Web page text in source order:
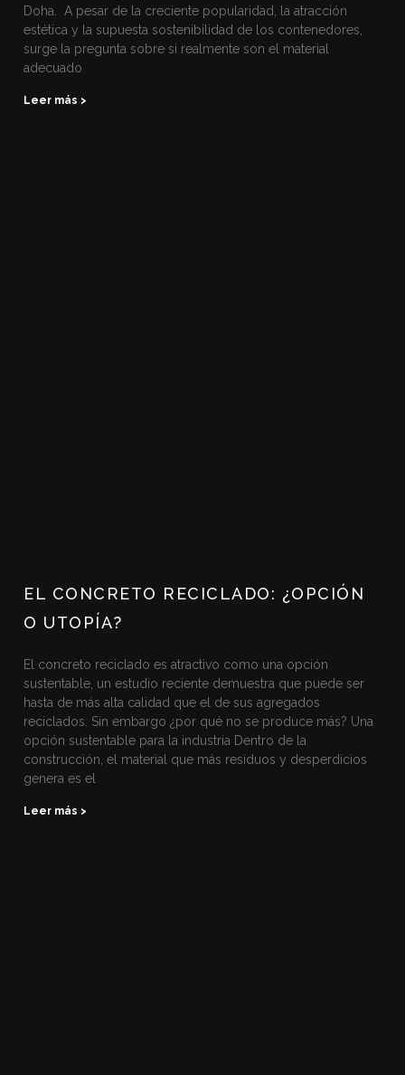
Doha. A pesar de la creciente popularidad, la atracción
estética y la supuesta sostenibilidad de los contenedores,
surge la pregunta sobre si realmente son el material
adecuado
Leer más >
EL CONCRETO RECICLADO: ¿OPCIÓN
O UTOPÍA?
El concreto reciclado es atractivo como una opción
sustentable, un estudio reciente demuestra que puede ser
hasta de más alta calidad que el de sus agregados
reciclados. Sin embargo ¿por qué no se produce más? Una
opción sustentable para la industria Dentro de la
construcción, el material que más residuos y desperdicios
genera es el
Leer más >